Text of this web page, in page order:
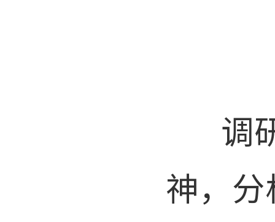
调研
神，